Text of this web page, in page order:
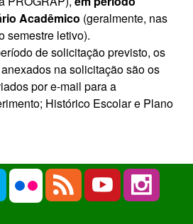
Acadêmico (geralmente, nas
semestre letivo).
de solicitação previsto, os
na solicitação são os
por e-mail para a
Histórico Escolar e Plano